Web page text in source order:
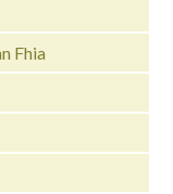
Fhia